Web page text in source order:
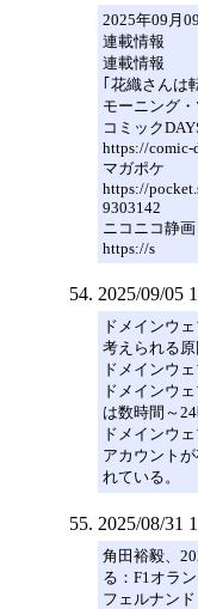
2025年09月
連載情報
連載情報
｢花織さんは
モーニング
コミック
https://comic-
マガポケ
https://
9303142
ニコニコ静画
https://s
2025/09/05
ドメインウ
考えられる原
ドメインウ
ドメインウ
は数時間～
ドメインウ
アカウント
れている。
2025/08/31
角田裕毅、
る：F1オラ
フェルナン